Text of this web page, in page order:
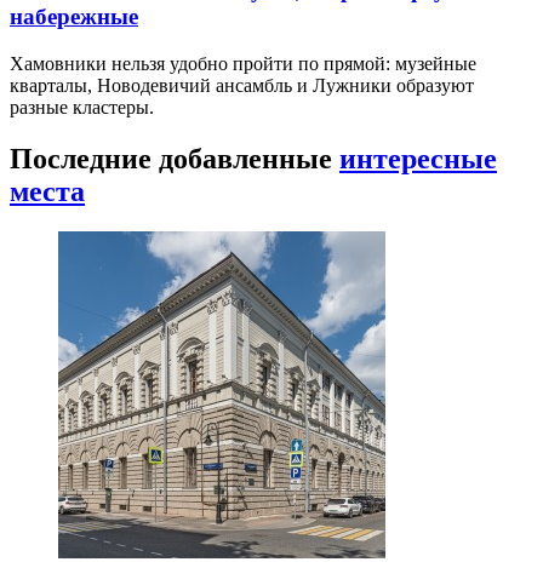
набережные
Хамовники нельзя удобно пройти по прямой: музейные
кварталы, Новодевичий ансамбль и Лужники образуют
разные кластеры.
Последние добавленные интересные
места